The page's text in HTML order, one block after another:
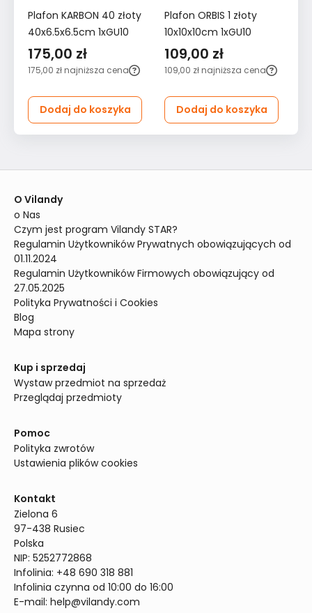
Plafon KARBON 40 złoty
40x6.5x6.5cm 1xGU10
175,00 zł
175,00 zł najniższa cena
Dodaj do koszyka
Plafon ORBIS 1 złoty
10x10x10cm 1xGU10
109,00 zł
109,00 zł najniższa cena
Dodaj do koszyka
O Vilandy
o Nas
Czym jest program Vilandy STAR?
Regulamin Użytkowników Prywatnych obowiązujących od
01.11.2024
Regulamin Użytkowników Firmowych obowiązujący od
27.05.2025
Polityka Prywatności i Cookies
Blog
Mapa strony
Kup i sprzedaj
Wystaw przedmiot na sprzedaż
Przeglądaj przedmioty
Pomoc
Polityka zwrotów
Ustawienia plików cookies
Kontakt
Zielona 6
97-438 Rusiec
Polska
NIP: 5252772868
Infolinia: +48 690 318 881
Infolinia czynna od 10:00 do 16:00
E-mail: help@vilandy.com